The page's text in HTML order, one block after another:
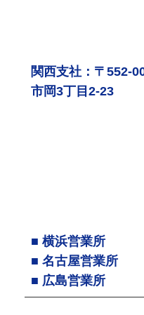
関西支社：〒552-
市岡3丁目2-23
■ 横浜営業所
■ 名古屋営業所
■ 広島営業所